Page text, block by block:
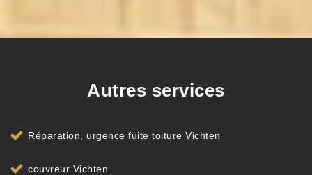
Autres services
Réparation, urgence fuite toiture Vichten
couvreur Vichten